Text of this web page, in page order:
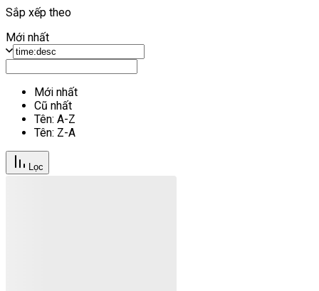
Sắp xếp theo
Mới nhất
Mới nhất
Cũ nhất
Tên: A-Z
Tên: Z-A
Lọc